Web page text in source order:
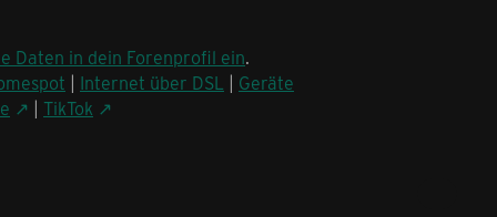
Daten in dein Forenprofil ein.
| Internet über DSL | Geräte
| TikTok